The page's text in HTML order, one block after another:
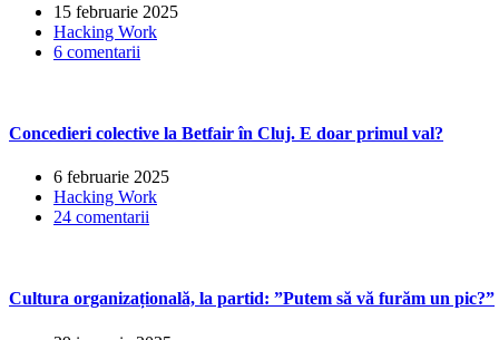
15 februarie 2025
Hacking Work
6 comentarii
Concedieri colective la Betfair în Cluj. E doar primul val?
6 februarie 2025
Hacking Work
24 comentarii
Cultura organizațională, la partid: ”Putem să vă furăm un pic?”